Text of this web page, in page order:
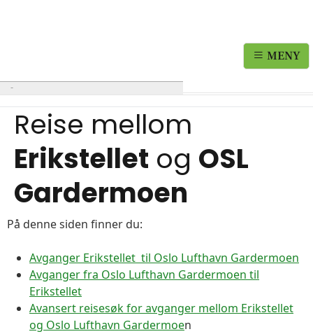
MENY
Reise mellom
Erikstellet og OSL
Gardermoen
På denne siden finner du:
Avganger Erikstellet til Oslo Lufthavn Gardermoen
Avganger fra Oslo Lufthavn Gardermoen til
Erikstellet
Avansert reisesøk for avganger mellom Erikstellet
og Oslo Lufthavn Gardermoen